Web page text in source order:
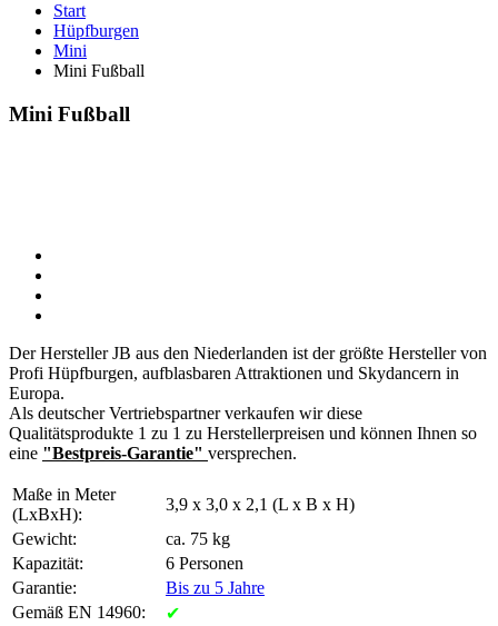
Start
Hüpfburgen
Mini
Mini Fußball
Mini Fußball
Der Hersteller JB aus den Niederlanden ist der größte Hersteller von
Profi Hüpfburgen, aufblasbaren Attraktionen und Skydancern in
Europa.
Als deutscher Vertriebspartner verkaufen wir diese
Qualitätsprodukte 1 zu 1 zu Herstellerpreisen und können Ihnen so
eine "Bestpreis-Garantie" versprechen.
Maße in Meter
(LxBxH):
3,9 x 3,0 x 2,1 (L x B x H)
Gewicht:
ca. 75 kg
Kapazität:
6 Personen
Garantie:
Bis zu 5 Jahre
Gemäß EN 14960:
✔